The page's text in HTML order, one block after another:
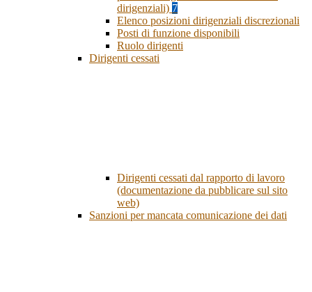
dirigenziali) 7
Elenco posizioni dirigenziali discrezionali
Posti di funzione disponibili
Ruolo dirigenti
Dirigenti cessati
Dirigenti cessati dal rapporto di lavoro
(documentazione da pubblicare sul sito
web)
Sanzioni per mancata comunicazione dei dati